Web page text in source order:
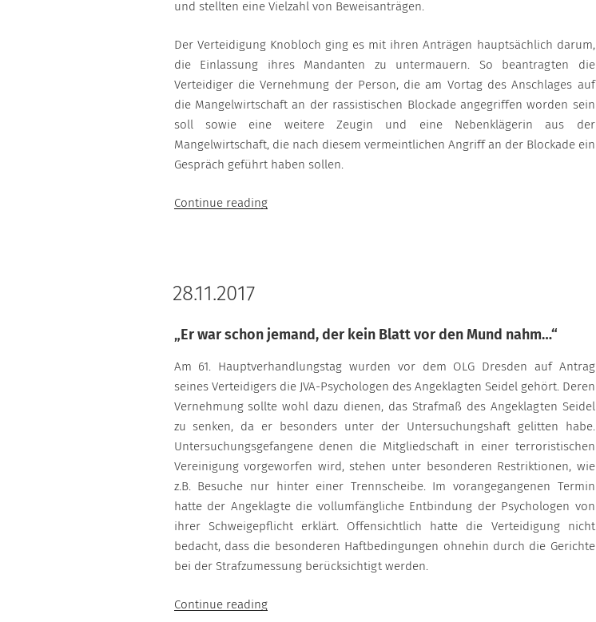
und stellten eine Vielzahl von Beweisanträgen.
Der Verteidigung Knobloch ging es mit ihren Anträgen hauptsächlich darum,
die Einlassung ihres Mandanten zu untermauern. So beantragten die
Verteidiger die Vernehmung der Person, die am Vortag des Anschlages auf
die Mangelwirtschaft an der rassistischen Blockade angegriffen worden sein
soll sowie eine weitere Zeugin und eine Nebenklägerin aus der
Mangelwirtschaft, die nach diesem vermeintlichen Angriff an der Blockade ein
Gespräch geführt haben sollen.
Continue reading“08.12.2017”
28.11.2017
„Er war schon jemand, der kein Blatt vor den Mund nahm…“
Am 61. Hauptverhandlungstag wurden vor dem OLG Dresden auf Antrag
seines Verteidigers die JVA-Psychologen des Angeklagten Seidel gehört. Deren
Vernehmung sollte wohl dazu dienen, das Strafmaß des Angeklagten Seidel
zu senken, da er besonders unter der Untersuchungshaft gelitten habe.
Untersuchungsgefangene denen die Mitgliedschaft in einer terroristischen
Vereinigung vorgeworfen wird, stehen unter besonderen Restriktionen, wie
z.B. Besuche nur hinter einer Trennscheibe. Im vorangegangenen Termin
hatte der Angeklagte die vollumfängliche Entbindung der Psychologen von
ihrer Schweigepflicht erklärt. Offensichtlich hatte die Verteidigung nicht
bedacht, dass die besonderen Haftbedingungen ohnehin durch die Gerichte
bei der Strafzumessung berücksichtigt werden.
Continue reading“28.11.2017”